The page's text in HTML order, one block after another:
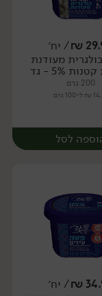
יח׳
₪/ יח׳
מעודנת
5% - גד
200 גרם
100 גרם
לסל
₪/ יח׳